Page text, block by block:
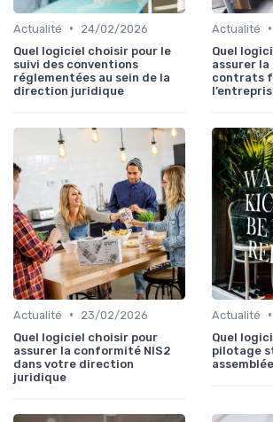
Actualité •
24/02/2026
Quel logiciel choisir pour le
suivi des conventions
réglementées au sein de la
direction juridique
Actualité •
Quel
assurer
contrats
Actualité •
23/02/2026
Quel logiciel choisir pour
assurer la conformité NIS2
dans votre direction
juridique
Actualité •
Quel
pilotage